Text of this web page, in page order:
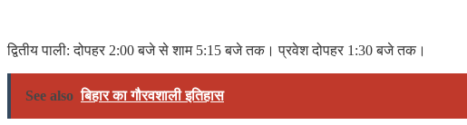
द्वितीय पाली: दोपहर 2:00 बजे से शाम 5:15 बजे तक। प्रवेश दोपहर 1:30 बजे तक।
See also बिहार का गौरवशाली इतिहास